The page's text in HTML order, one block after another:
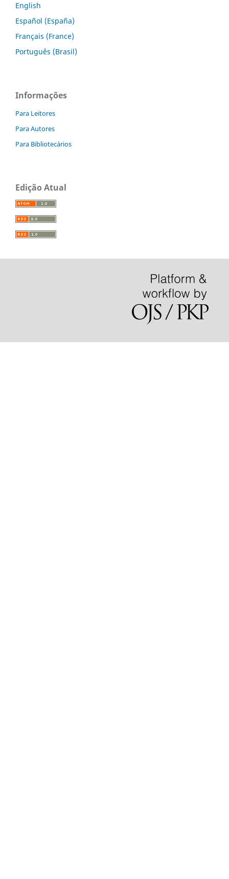
English
Español (España)
Français (France)
Português (Brasil)
Informações
Para Leitores
Para Autores
Para Bibliotecários
Edição Atual